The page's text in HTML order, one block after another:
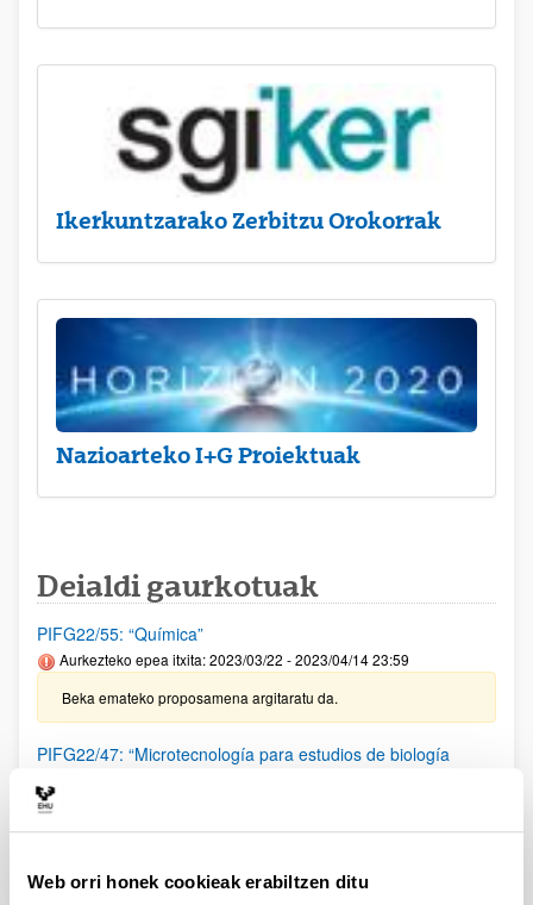
Web orri honek cookieak erabiltzen ditu
Ikerkuntzarako Zerbitzu Orokorrak
Nazioarteko I+G Proiektuak
Deialdi gaurkotuak
PIFG22/55: “Química”
Aurkezteko epea itxita: 2023/03/22 - 2023/04/14 23:59
Beka emateko proposamena argitaratu da.
PIFG22/47: “Microtecnología para estudios de biología